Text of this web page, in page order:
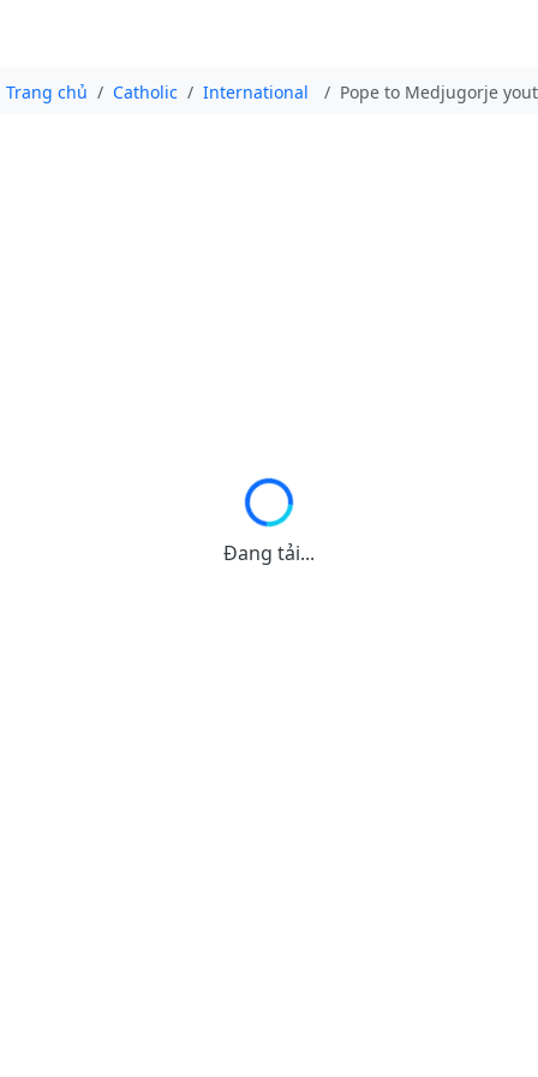
Trang chủ Catholic International Pope to Medjugorje
Đang tải...